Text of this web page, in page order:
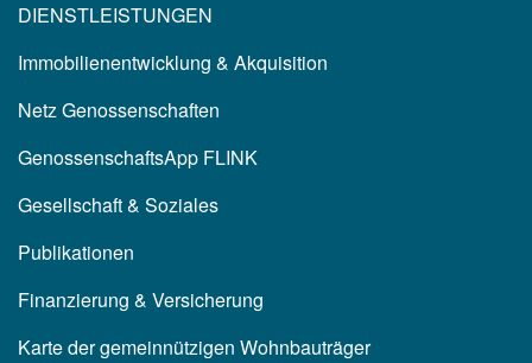
DIENSTLEISTUNGEN
Immobilienentwicklung & Akquisition
Netz Genossenschaften
GenossenschaftsApp FLINK
Gesellschaft & Soziales
Publikationen
Finanzierung & Versicherung
Karte der gemeinnützigen Wohnbauträger